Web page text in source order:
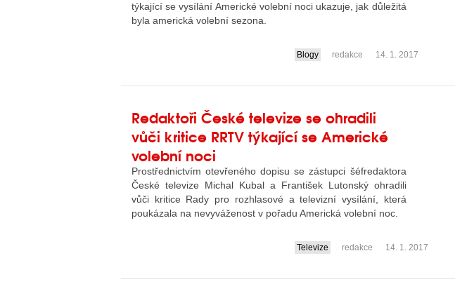
týkající se vysílání Americké volební noci ukazuje, jak důležitá
byla americká volební sezona.
Blogy redakce 14. 1. 2017
Redaktoři České televize se ohradili
vůči kritice RRTV týkající se Americké
volební noci
Prostřednictvím otevřeného dopisu se zástupci šéfredaktora
České televize Michal Kubal a František Lutonský ohradili
vůči kritice Rady pro rozhlasové a televizní vysílání, která
poukázala na nevyváženost v pořadu Americká volební noc.
Televize redakce 14. 1. 2017